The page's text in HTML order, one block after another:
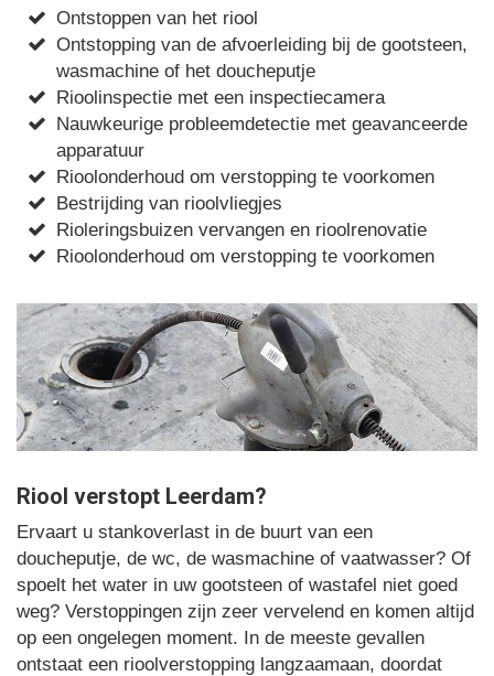
Ontstoppen van het riool
Ontstopping van de afvoerleiding bij de gootsteen,
wasmachine of het doucheputje
Rioolinspectie met een inspectiecamera
Nauwkeurige probleemdetectie met geavanceerde
apparatuur
Rioolonderhoud om verstopping te voorkomen
Bestrijding van rioolvliegjes
Rioleringsbuizen vervangen en rioolrenovatie
Rioolonderhoud om verstopping te voorkomen
Riool verstopt Leerdam?
Ervaart u stankoverlast in de buurt van een
doucheputje, de wc, de wasmachine of vaatwasser? Of
spoelt het water in uw gootsteen of wastafel niet goed
weg? Verstoppingen zijn zeer vervelend en komen altijd
op een ongelegen moment. In de meeste gevallen
ontstaat een rioolverstopping langzaamaan, doordat